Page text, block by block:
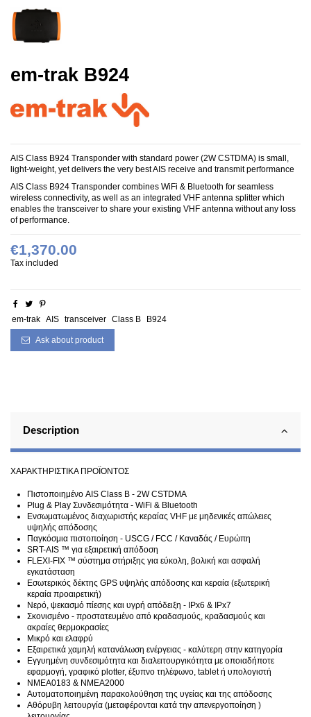
em-trak B924
AIS Class B924 Transponder with standard power (2W CSTDMA) is small,
light-weight, yet delivers the very best AIS receive and transmit performance
AIS Class B924 Transponder combines WiFi & Bluetooth for seamless
wireless connectivity, as well as an integrated VHF antenna splitter which
enables the transceiver to share your existing VHF antenna without any loss
of performance.
€1,370.00
Tax included
em-trak AIS transceiver Class B B924
Ask about product
Description
ΧΑΡΑΚΤΗΡΙΣΤΙΚΑ ΠΡΟΪΟΝΤΟΣ
Πιστοποιημένο AIS Class B - 2W CSTDMA
Plug & Play Συνδεσιμότητα - WiFi & Bluetooth
Ενσωματωμένος διαχωριστής κεραίας VHF με μηδενικές απώλειες
υψηλής απόδοσης
Παγκόσμια πιστοποίηση - USCG / FCC / Καναδάς / Ευρώπη
SRT-AIS ™ για εξαιρετική απόδοση
FLEXI-FIX ™ σύστημα στήριξης για εύκολη, βολική και ασφαλή
εγκατάσταση
Εσωτερικός δέκτης GPS υψηλής απόδοσης και κεραία (εξωτερική
κεραία προαιρετική)
Νερό, ψεκασμό πίεσης και υγρή απόδειξη - IPx6 & IPx7
Σκονισμένο - προστατευμένο από κραδασμούς, κραδασμούς και
ακραίες θερμοκρασίες
Μικρό και ελαφρύ
Εξαιρετικά χαμηλή κατανάλωση ενέργειας - καλύτερη στην κατηγορία
Εγγυημένη συνδεσιμότητα και διαλειτουργικότητα με οποιαδήποτε
εφαρμογή, γραφικό plotter, έξυπνο τηλέφωνο, tablet ή υπολογιστή
NMEA0183 & NMEA2000
Αυτοματοποιημένη παρακολούθηση της υγείας και της απόδοσης
Αθόρυβη λειτουργία (μεταφέρονται κατά την απενεργοποίηση )